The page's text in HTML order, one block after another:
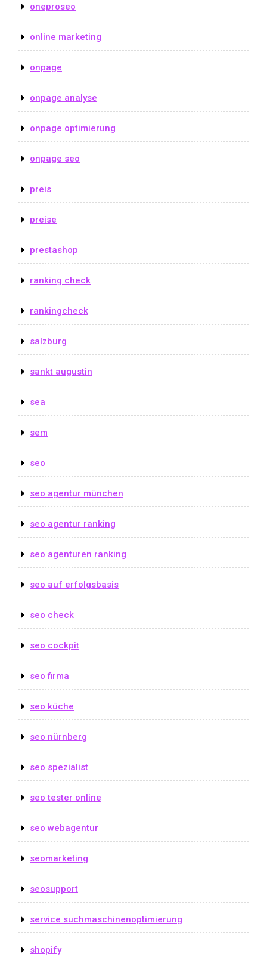
oneproseo
online marketing
onpage
onpage analyse
onpage optimierung
onpage seo
preis
preise
prestashop
ranking check
rankingcheck
salzburg
sankt augustin
sea
sem
seo
seo agentur münchen
seo agentur ranking
seo agenturen ranking
seo auf erfolgsbasis
seo check
seo cockpit
seo firma
seo küche
seo nürnberg
seo spezialist
seo tester online
seo webagentur
seomarketing
seosupport
service suchmaschinenoptimierung
shopify